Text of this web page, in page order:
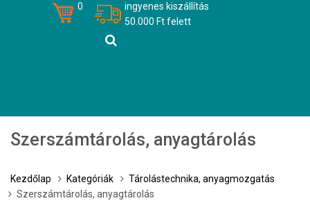
0
ingyenes kiszállítás
50.000 Ft felett
Szerszámtárolás, anyagtárolás
Kezdőlap Kategóriák
Tárolástechnika, anyagmozgatás
Szerszámtárolás, anyagtárolás